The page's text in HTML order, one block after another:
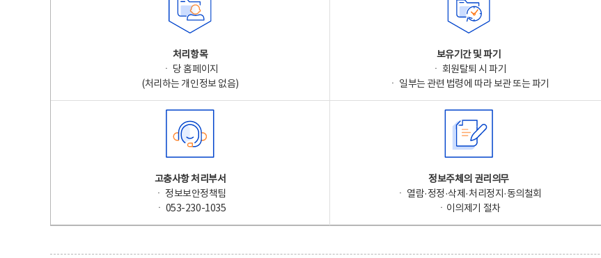
처리항목
ㆍ 당 홈페이지
(처리하는 개인정보 없음)
보유기간 및 파기
ㆍ 회원탈퇴 시 파기
ㆍ 일부는 관련 법령에 따라 보관 또는 파기
고충사항 처리부서
ㆍ 정보보안정책팀
ㆍ 053-230-1035
정보주체의 권리의무
ㆍ 열람·정정·삭제·처리정지·동의철회
ㆍ이의제기 절차